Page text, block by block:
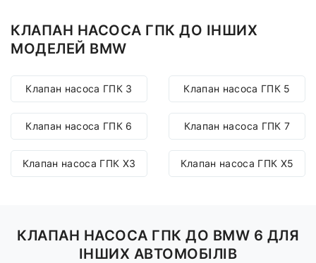
КЛАПАН НАСОСА ГПК ДО ІНШИХ
МОДЕЛЕЙ BMW
Клапан насоса ГПК 3 Клапан насоса ГПК 5
Клапан насоса ГПК 6 Клапан насоса ГПК 7
Клапан насоса ГПК X3 Клапан насоса ГПК X5
КЛАПАН НАСОСА ГПК ДО BMW 6 ДЛЯ
ІНШИХ АВТОМОБІЛІВ